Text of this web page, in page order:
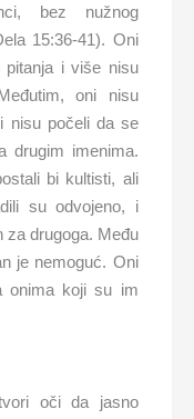
bez nužnog
15:36-41). Oni
pitanja i više nisu
oni nisu
nisu počeli da se
drugim imenima.
bi kultisti, ali
su odvojeno, i
za drugoga. Među
je nemoguć. Oni
onima koji su im
oči da jasno